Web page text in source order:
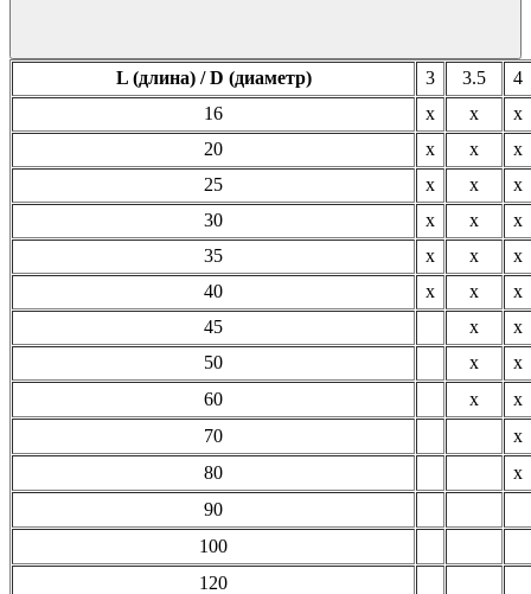
L (длина) / D (диаметр) 3 3.5
4
16
х х
х
20
х х
х
25
х х
х
30
х х
х
35
х х
х
40
х х
х
45
х
х
50
х
х
60
х
х
70
х
80
х
90
100
120